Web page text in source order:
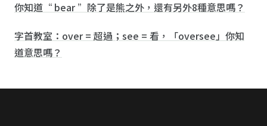
你知道“ bear ”除了是熊之外，還有另外8種意思嗎？
字首教室：over = 超過；see = 看，「oversee」你知
道意思嗎？